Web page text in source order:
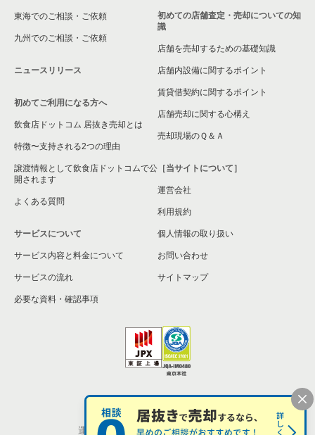
東海でのご相談・ご依頼
九州でのご相談・ご依頼
ニュースリリース
初めてご利用になる方へ
飲食店ドットコム 居抜き売却とは
特徴〜支持される2つの理由
譲渡情報として飲食店ドットコムで公
開されます
よくある質問
サービスについて
サービス内容と料金について
サービスの流れ
必要な資料・確認事項
初めての店舗査定・売却についての知
識
店舗を売却するための基礎知識
店舗内設備に関するポイント
賃貸借契約に関するポイント
店舗売却に関する心構え
売却現場のＱ＆Ａ
［当サイトについて］
運営会社
利用規約
個人情報の取り扱い
お問い合わせ
サイトマップ
個人情報の取扱い
運営会社 株式会社シンクロ・フード